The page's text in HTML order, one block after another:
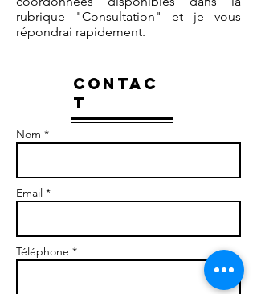
rubrique "Consultation" et je vous
répondrai rapidement.
CONTAC
T
Nom *
Email *
Téléphone *